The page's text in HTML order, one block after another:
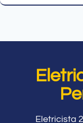
Eletricista